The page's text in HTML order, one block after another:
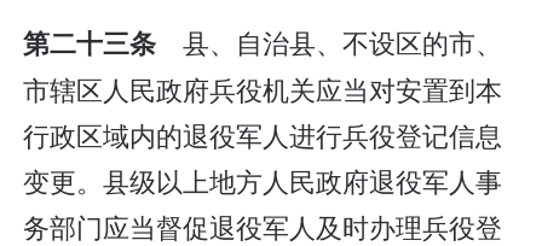
第二十三条 县、自治县、不设区的市、
市辖区人民政府兵役机关应当对安置到本
行政区域内的退役军人进行兵役登记信息
变更。县级以上地方人民政府退役军人事
务部门应当督促退役军人及时办理兵役登